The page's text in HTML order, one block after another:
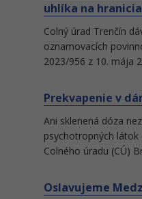
uhlíka na
Colný úrad Trenčín
oznamovacích
2023/956 z 10. mája
Prekvapenie v
Ani sklenená dóza
psychotropných látok
Colného úradu (CÚ)
Oslavujeme